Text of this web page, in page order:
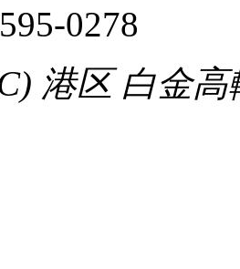
0278
港区 白金